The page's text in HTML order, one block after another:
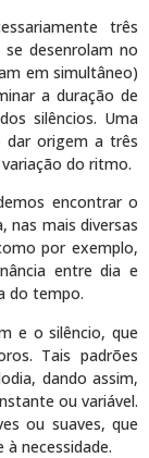
três
desenrolam no
em simultâneo)
a duração de
silêncios. Uma
dar origem a três
do ritmo.
encontrar o
nas mais diversas
por exemplo,
entre dia e
do tempo.
e o silêncio, que
Tais padrões
dando assim,
ou variável.
ou suaves, que
necessidade.